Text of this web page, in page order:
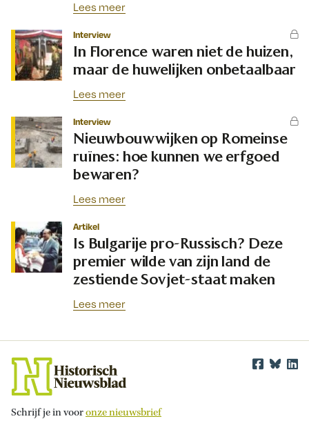
Lees meer
Interview
In Florence waren niet de huizen,
maar de huwelijken onbetaalbaar
Lees meer
Interview
Nieuwbouwwijken op Romeinse
ruïnes: hoe kunnen we erfgoed
bewaren?
Lees meer
Artikel
Is Bulgarije pro-Russisch? Deze
premier wilde van zijn land de
zestiende Sovjet-staat maken
Lees meer
Schrijf je in vooronze nieuwsbrief